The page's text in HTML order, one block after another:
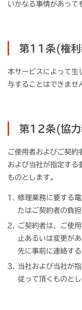
いかなる事情があって
第11条(権利
本サービスによって生
与することはできませ
第12条(協力
ご使用者およびご契約
および当社が指定する
ものとします。
修理業務に要する
たはご契約者の負担
ご契約者は、ご使
止あるいは変更が
先に事前に連絡する
当社および当社が
従って頂くものとし